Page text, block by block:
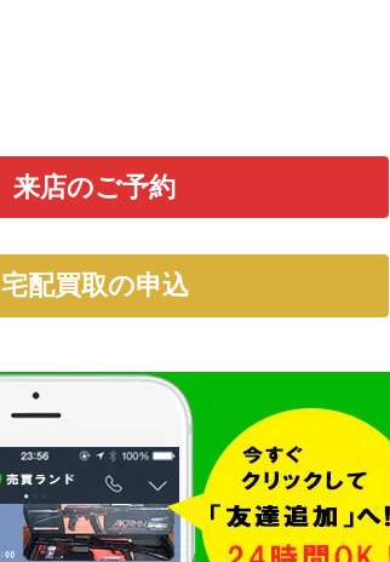
来店のご予約
宅配買取の申込